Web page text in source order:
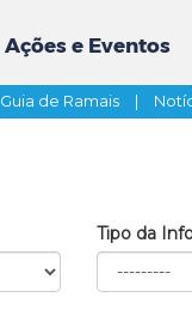
Ações e Eventos
Guia de Ramais |
Tipo da